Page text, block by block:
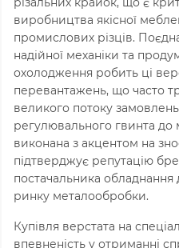
виробництва якісної
промислових різців.
надійної механіки та
охолодження робить ці
перевантажень, що часто
великого потоку
регулювального гвинта
виконана з акцентом на
підтверджує репутацію
постачальника обладнання
ринку металообробки.
Купівля верстата на
впевненість у отриманні